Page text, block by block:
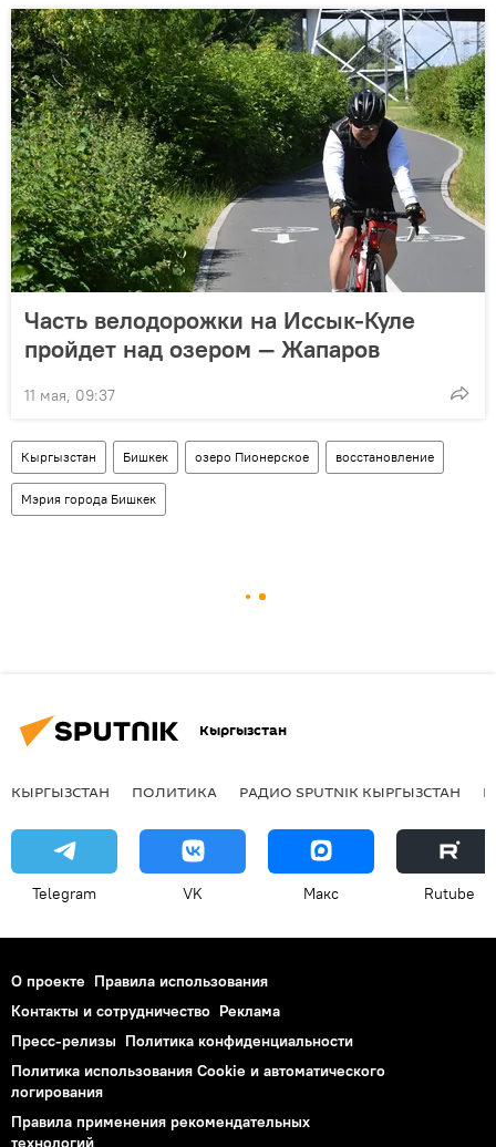
Часть велодорожки на Иссык-Куле
пройдет над озером — Жапаров
11 мая, 09:37
Кыргызстан Бишкек озеро Пионерское восстановление
Мэрия города Бишкек
Кыргызстан
КЫРГЫЗСТАН ПОЛИТИКА РАДИО SPUTNIK КЫРГЫЗСТАН
Telegram VK Макс Rutube
О проекте Правила использования
Контакты и сотрудничество Реклама
Пресс-релизы Политика конфиденциальности
Политика использования Cookie и автоматического
логирования
Правила применения рекомендательных
технологий